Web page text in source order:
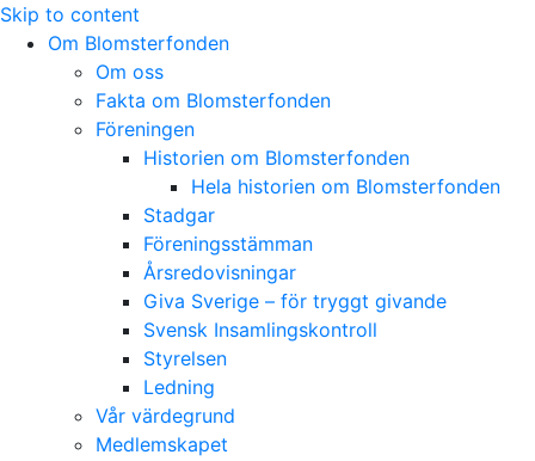
Skip to content
Om Blomsterfonden
Om oss
Fakta om Blomsterfonden
Föreningen
Historien om Blomsterfonden
Hela historien om Blomsterfonden
Stadgar
Föreningsstämman
Årsredovisningar
Giva Sverige – för tryggt givande
Svensk Insamlingskontroll
Styrelsen
Ledning
Vår värdegrund
Medlemskapet